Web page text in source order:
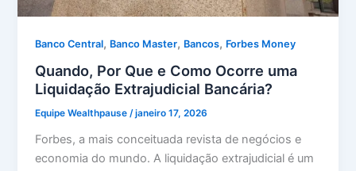
Banco Central, Banco Master, Bancos, Forbes Money
Quando, Por Que e Como Ocorre uma
Liquidação Extrajudicial Bancária?
Equipe Wealthpause/janeiro 17, 2026
Forbes, a mais conceituada revista de negócios e
economia do mundo. A liquidação extrajudicial é um